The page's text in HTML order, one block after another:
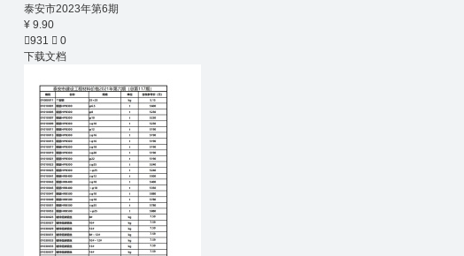
泰安市2023年第6期
¥ 9.90
931  0
下载文档